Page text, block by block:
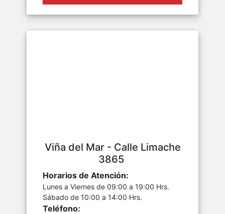
Viña del Mar - Calle Limache
3865
Horarios de Atención:
Lunes a Viernes de 09:00 a 19:00 Hrs.
Sábado de 10:00 a 14:00 Hrs.
Teléfono: